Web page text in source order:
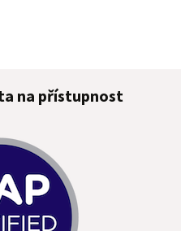
na přístupnost